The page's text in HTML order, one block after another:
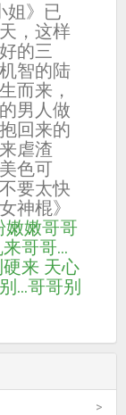
姐》已
，这样
的三
智的陆
而来，
男人做
回来的
虐渣
色可
要太快
神棍》
嫩嫩哥哥
哥哥...
来 天心
…哥哥别